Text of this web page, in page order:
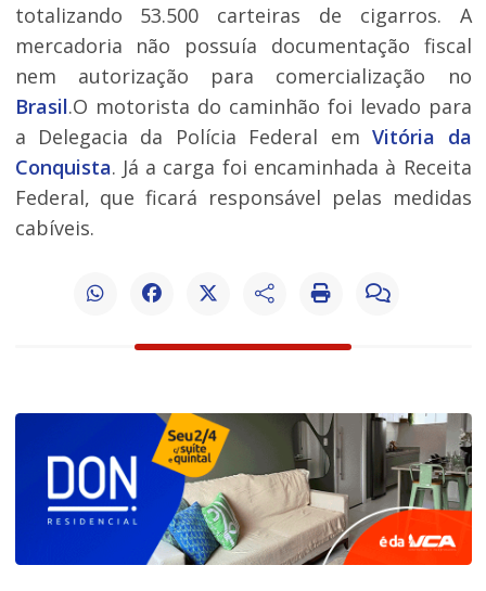
totalizando 53.500 carteiras de cigarros. A
mercadoria não possuía documentação fiscal
nem autorização para comercialização no
Brasil.O motorista do caminhão foi levado para
a Delegacia da Polícia Federal emVitória da
Conquista. Já a carga foi encaminhada à Receita
Federal, que ficará responsável pelas medidas
cabíveis.